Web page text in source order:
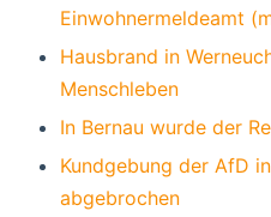
Einwohnermeldeamt
Hausbrand in
Menschleben
In Bernau wurde der
Kundgebung der AfD
abgebrochen